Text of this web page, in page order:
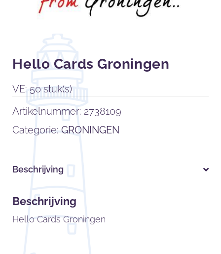
Hello Cards Groningen
VE: 50 stuk(s)
Artikelnummer: 2738109
Categorie:GRONINGEN
Beschrijving
Beschrijving
Hello Cards Groningen